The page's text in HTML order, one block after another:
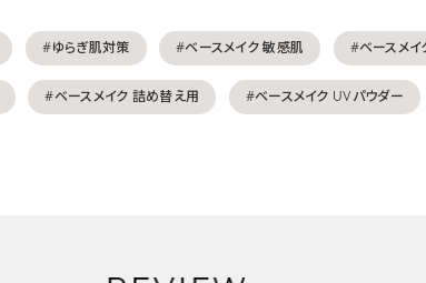
#ゆらぎ肌対策 #ベースメイク 敏感肌 #ベースメイ
#ベースメイク 詰め替え用 #ベースメイク UVパウダー